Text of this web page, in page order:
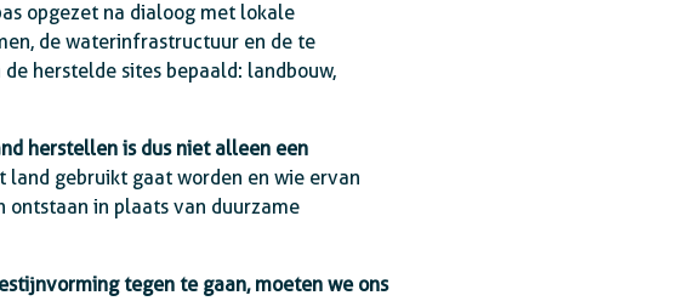
opgezet na dialoog met lokale
de waterinfrastructuur en de te
herstelde sites bepaald: landbouw,
herstellen is dus niet alleen een
land gebruikt gaat worden en wie ervan
ontstaan in plaats van duurzame
tegen te gaan, moeten we ons